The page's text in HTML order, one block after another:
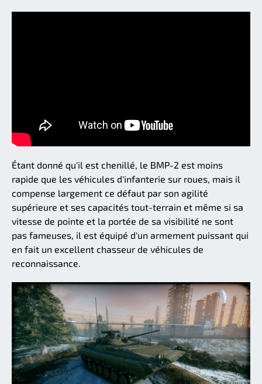
Étant donné qu'il est chenillé, le BMP-2 est moins
rapide que les véhicules d'infanterie sur roues, mais il
compense largement ce défaut par son agilité
supérieure et ses capacités tout-terrain et même si sa
vitesse de pointe et la portée de sa visibilité ne sont
pas fameuses, il est équipé d'un armement puissant qui
en fait un excellent chasseur de véhicules de
reconnaissance.